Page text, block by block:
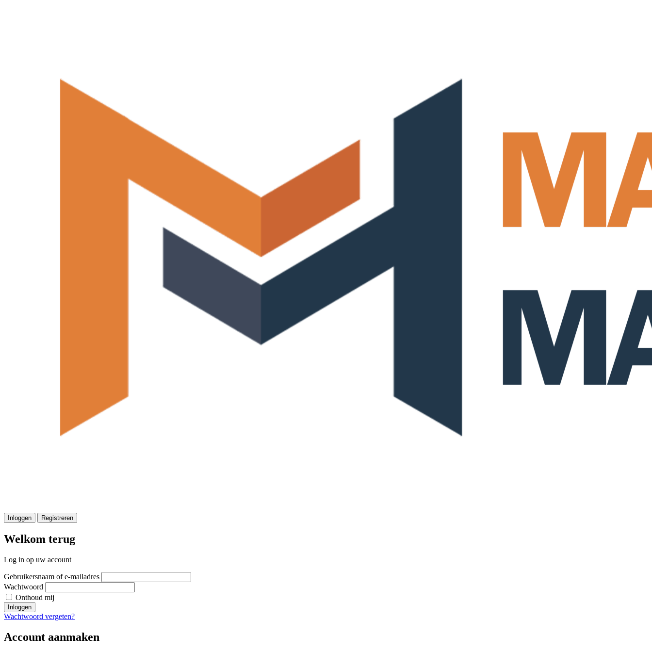
Inloggen Registreren
Welkom terug
Log in op uw account
Gebruikersnaam of e-mailadres
Wachtwoord
Onthoud mij
Inloggen
Wachtwoord vergeten?
Account aanmaken